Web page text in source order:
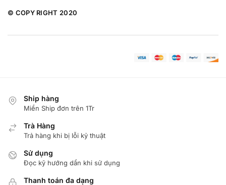
© COPY RIGHT 2020
Ship hàng
Miển Ship đơn trên 1Tr
Trà Hàng
Trả hàng khi bị lỗi kỷ thuật
Sử dụng
Đọc kỹ hướng dẩn khi sử dụng
Thanh toán đa dạng